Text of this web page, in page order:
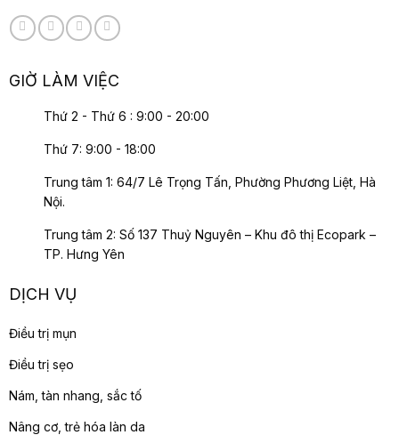
GIỜ LÀM VIỆC
Thứ 2 - Thứ 6 : 9:00 - 20:00
Thứ 7: 9:00 - 18:00
Trung tâm 1: 64/7 Lê Trọng Tấn, Phường Phương Liệt, Hà
Nội.
Trung tâm 2: Số 137 Thuỷ Nguyên – Khu đô thị Ecopark –
TP. Hưng Yên
DỊCH VỤ
Điều trị mụn
Điều trị sẹo
Nám, tàn nhang, sắc tố
Nâng cơ, trẻ hóa làn da